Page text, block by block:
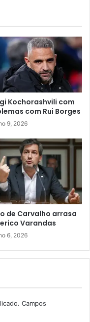
Kochorashvili com
com Rui Borges
9, 2026
de Carvalho arrasa
Varandas
6, 2026
Campos